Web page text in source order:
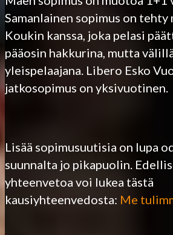
Samanlainen sopimus on tehty
Koukin kanssa, joka pelasi
pääosin hakkurina, mutta
yleispelaajana. Libero Esko
jatkosopimus on yksivuotinen.
Lisää sopimusuutisia on lupa
suunnalta jo pikapuolin.
yhteenvetoa voi lukea tästä
kausiyhteenvedosta: Me